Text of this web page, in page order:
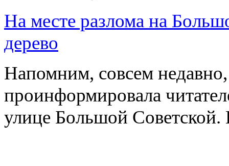
На месте разлома на
дерево
Напомним, совсем
проинформировала
улице Большой Советской.